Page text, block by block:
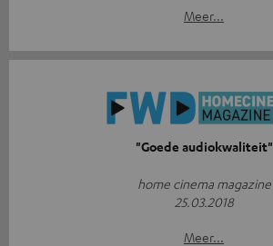
Meer...
"Goede audiokwaliteit"
home cinema magazine
25.03.2018
Meer...